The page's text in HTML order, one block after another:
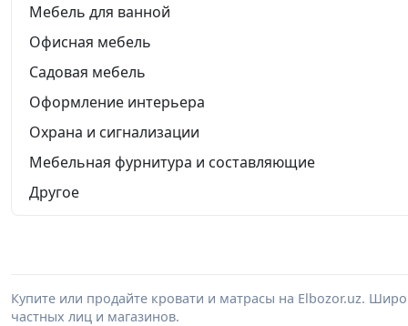
Мебель для ванной
Офисная мебель
Садовая мебель
Оформление интерьера
Охрана и сигнализации
Мебельная фурнитура и составляющие
Другое
Купите или продайте кровати и матрасы на Elbozor.uz.
частных лиц и магазинов.